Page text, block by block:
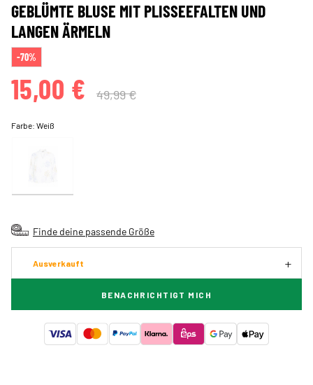
GEBLÜMTE BLUSE MIT PLISSEEFALTEN UND
LANGEN ÄRMELN
-70%
15,00 € 49,99 €
Farbe:Weiß
Finde deine passende Größe
Ausverkauft
BENACHRICHTIGT MICH